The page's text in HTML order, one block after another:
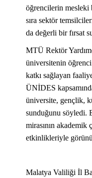
öğrencilerin mesleki
sıra sektör
da değerli bir fırsat
MTÜ Rektör
üniversitenin
katkı sağlayan
ÜNİDES
üniversite, gençlik,
sunduğunu söyledi.
mirasının akademik
etkinlikleriyle
Malatya Valiliği İl